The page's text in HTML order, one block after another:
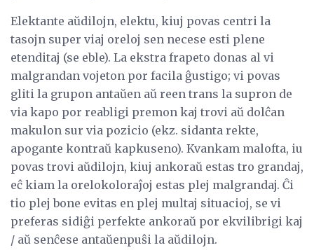
Elektante aŭdilojn, elektu, kiuj povas centri la
tasojn super viaj oreloj sen necese esti plene
etenditaj (se eble). La ekstra frapeto donas al vi
malgrandan vojeton por facila ĝustigo; vi povas
gliti la grupon antaŭen aŭ reen trans la supron de
via kapo por reabligi premon kaj trovi aŭ dolĉan
makulon sur via pozicio (ekz. sidanta rekte,
apogante kontraŭ kapkuseno). Kvankam malofta, iu
povas trovi aŭdilojn, kiuj ankoraŭ estas tro grandaj,
eĉ kiam la orelokoloraĵoj estas plej malgrandaj. Ĉi
tio plej bone evitas en plej multaj situacioj, se vi
preferas sidiĝi perfekte ankoraŭ por ekvilibrigi kaj
/ aŭ senĉese antaŭenpuŝi la aŭdilojn.